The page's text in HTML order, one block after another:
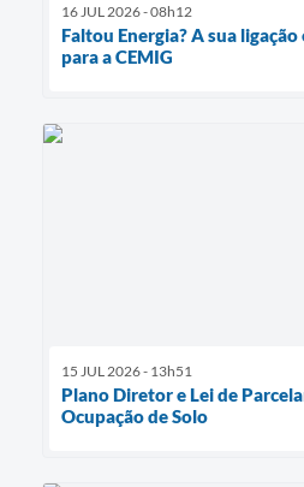
16 JUL 2026 - 08h12
Faltou Energia? A sua
para a CEMIG
15 JUL 2026 - 13h51
Plano Diretor e Lei de
Ocupação de Solo